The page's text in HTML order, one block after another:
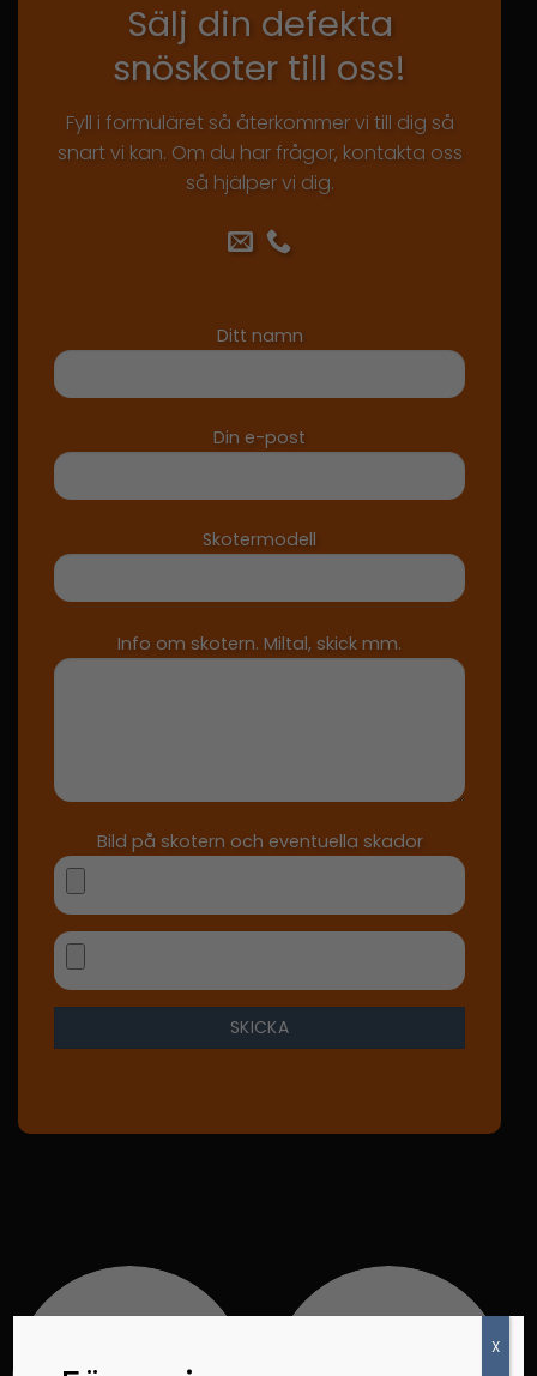
Sälj din defekta
snöskoter till oss!
Fyll i formuläret så återkommer vi till dig så
snart vi kan. Om du har frågor, kontakta oss
så hjälper vi dig.
Ditt namn
Din e-post
Skotermodell
Info om skotern. Miltal, skick mm.
Bild på skotern och eventuella skador
X